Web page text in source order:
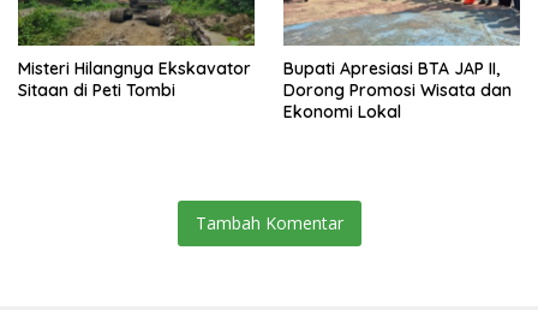
Misteri Hilangnya Ekskavator
Sitaan di Peti Tombi
Bupati Apresiasi BTA JAP II,
Dorong Promosi Wisata dan
Ekonomi Lokal
Tambah Komentar